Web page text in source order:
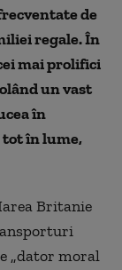
de
regale. În
mai prolifici
un vast
în
tot în lume,
Britanie
„dator moral